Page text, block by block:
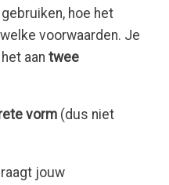
hoe het
voorwaarden. Je
aan twee
vorm (dus niet
jouw